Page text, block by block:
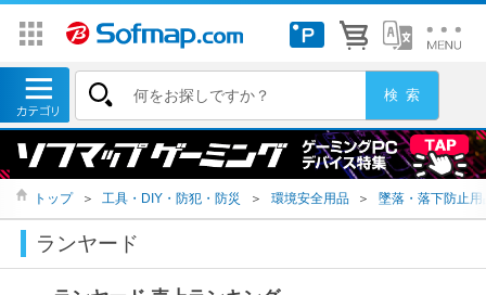
トップ ＞ 工具・DIY・防犯・防災 ＞ 環境安全用品 ＞ 墜落・落下防止用
ランヤード